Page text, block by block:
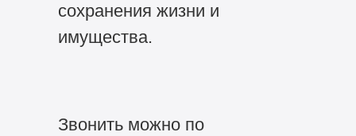
сохранения жизни и
имущества.
Звонить можно по